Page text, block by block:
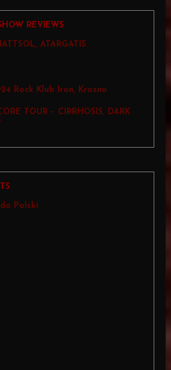
REVIEWS
ATARGATIS
Rock Klub Iron, Krosno
TOUR – CIRRHOSIS, DARK
Polski